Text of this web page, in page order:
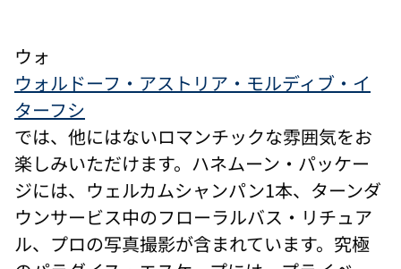
ウォ
ウォルドーフ・アストリア・モルディブ・イ
ターフシ
では、他にはないロマンチックな雰囲気をお
楽しみいただけます。ハネムーン・パッケー
ジには、ウェルカムシャンパン1本、ターンダ
ウンサービス中のフローラルバス・リチュア
ル、プロの写真撮影が含まれています。究極